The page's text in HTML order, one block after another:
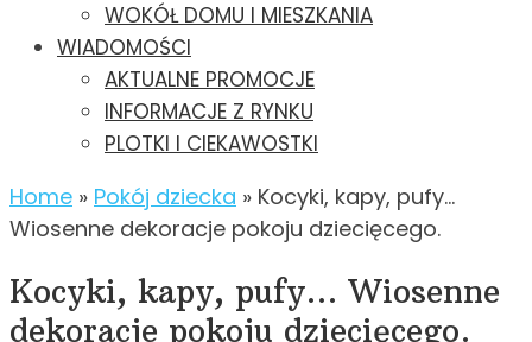
WOKÓŁ DOMU I MIESZKANIA
WIADOMOŚCI
AKTUALNE PROMOCJE
INFORMACJE Z RYNKU
PLOTKI I CIEKAWOSTKI
Home » Pokój dziecka » Kocyki, kapy, pufy…
Wiosenne dekoracje pokoju dziecięcego.
Kocyki, kapy, pufy… Wiosenne
dekoracje pokoju dziecięcego.